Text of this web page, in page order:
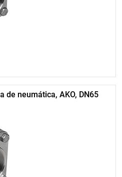
de neumática, AKO, DN65